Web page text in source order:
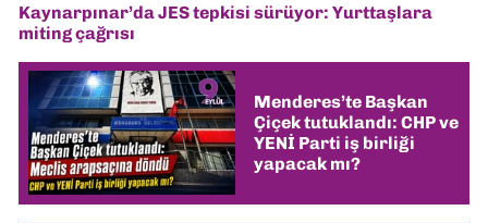
Kaynarpınar’da JES tepkisi sürüyor: Yurttaşlara
miting çağrısı
Menderes’te Başkan
Çiçek tutuklandı: CHP ve
YENİ Parti iş birliği
yapacak mı?